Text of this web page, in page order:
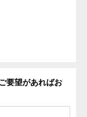
要望があればお